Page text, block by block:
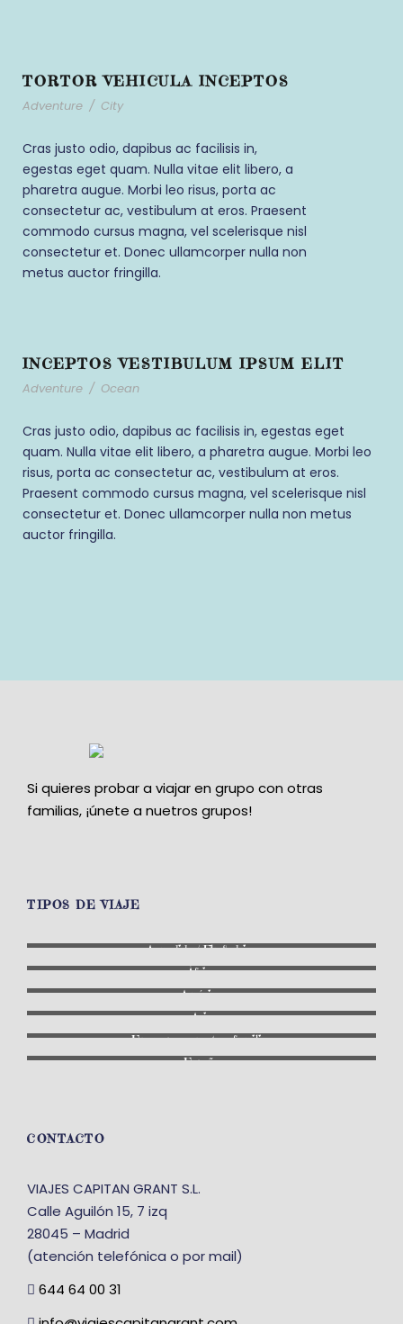
TORTOR VEHICULA INCEPTOS
Adventure / City
Cras justo odio, dapibus ac facilisis in,
egestas eget quam. Nulla vitae elit libero, a
pharetra augue. Morbi leo risus, porta ac
consectetur ac, vestibulum at eros. Praesent
commodo cursus magna, vel scelerisque nisl
consectetur et. Donec ullamcorper nulla non
metus auctor fringilla.
INCEPTOS VESTIBULUM IPSUM ELIT
Adventure / Ocean
Cras justo odio, dapibus ac facilisis in, egestas eget
quam. Nulla vitae elit libero, a pharetra augue. Morbi leo
risus, porta ac consectetur ac, vestibulum at eros.
Praesent commodo cursus magna, vel scelerisque nisl
consectetur et. Donec ullamcorper nulla non metus
auctor fringilla.
Si quieres probar a viajar en grupo con otras
familias, ¡únete a nuetros grupos!
TIPOS DE VIAJE
A medida / Fly & drive
África
América
Asia
En grupo: con otras familias
España
CONTACTO
VIAJES CAPITAN GRANT S.L.
Calle Aguilón 15, 7 izq
28045 – Madrid
(atención telefónica o por mail)
644 64 00 31